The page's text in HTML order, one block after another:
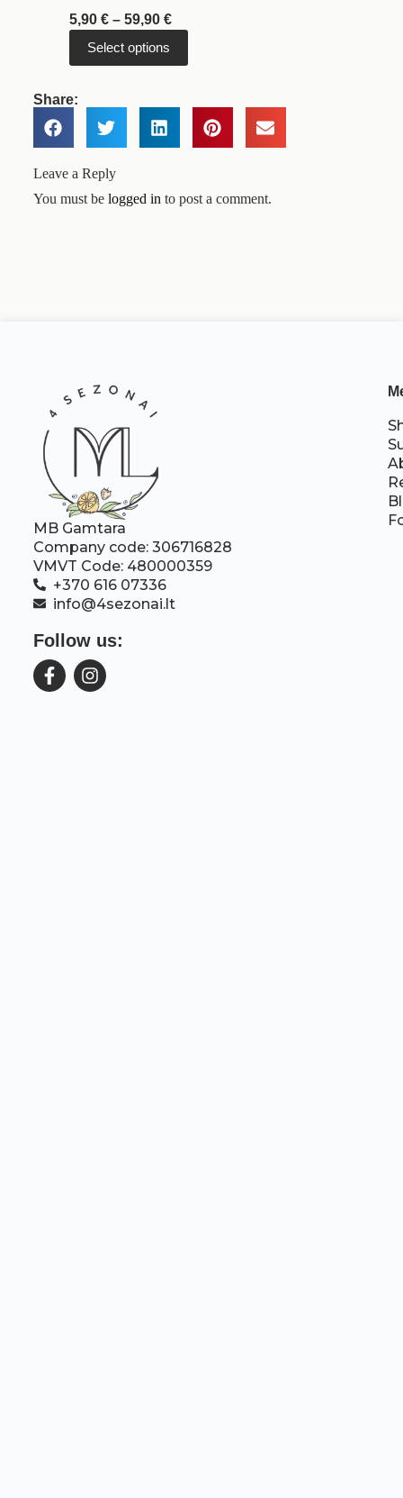
5,90 € – 59,90 €
Select options
Share:
Leave a Reply
You must be logged in to post a comment.
MB Gamtara
Company code: 306716828
VMVT Code: 480000359
+370 616 07336
info@4sezonai.lt
Follow us: